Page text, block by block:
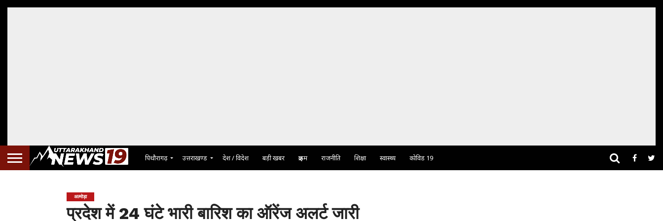
पिथौरागढ़ उत्तराखण्ड देश / विदेश बड़ी खबर क्राइम राजनीति शिक्षा स्वास्थ्य कोविड 19
अल्मोड़ा
प्रदेश में 24 घंटे भारी बारिश का ऑरेंज अलर्ट जारी